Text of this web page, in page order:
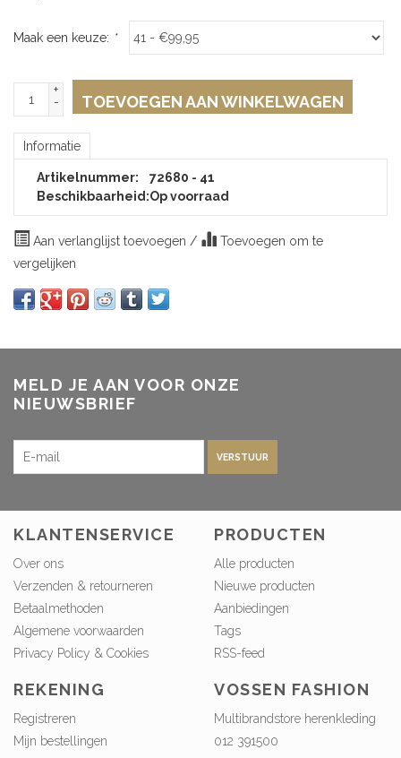
Maak een keuze: *
+
-
TOEVOEGEN AAN WINKELWAGEN
Informatie
Artikelnummer:
72680 - 41
Beschikbaarheid:Op voorraad
Aan verlanglijst toevoegen /
Toevoegen om te
vergelijken
MELD JE AAN VOOR ONZE
NIEUWSBRIEF
VERSTUUR
KLANTENSERVICE
Over ons
Verzenden & retourneren
Betaalmethoden
Algemene voorwaarden
Privacy Policy & Cookies
PRODUCTEN
Alle producten
Nieuwe producten
Aanbiedingen
Tags
RSS-feed
REKENING
Registreren
Mijn bestellingen
VOSSEN FASHION
Multibrandstore herenkleding
012 391500